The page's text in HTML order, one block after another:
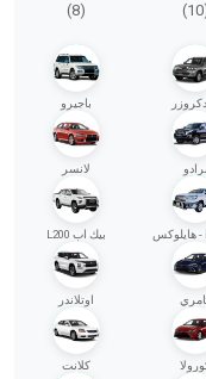
برادو
- هايلوكس
(8)
باجيرو
لانسر
بيك اب L200
اوتلاندر
كلانت